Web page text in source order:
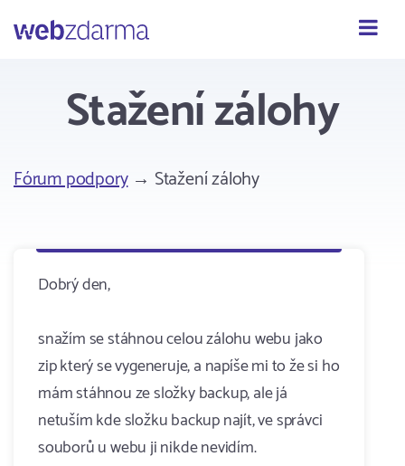
Webzdarma
Stažení zálohy
Fórum podpory→ Stažení zálohy
Dobrý den,
snažím se stáhnou celou zálohu webu jako
zip který se vygeneruje, a napíše mi to že si ho
mám stáhnou ze složky backup, ale já
netuším kde složku backup najít, ve správci
souborů u webu ji nikde nevidím.